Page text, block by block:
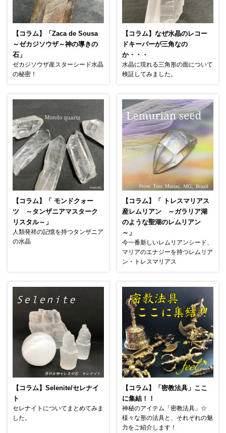
【コラム】「Zaca de Sousa
～ゼカジソウザ～神の導きの
石」
ゼカジソウザ産スターシード水晶
の秘密！
【コラム】なぜ水晶のレコー
ドキーパーが三角なの
か・・・
水晶に現れる三角形の面について
検証してみました。
【コラム】「 モンドクォー
ツ ～タンザニアマスターク
リスタル～」
人類発祥の記憶を持つタンザニア
の水晶
【コラム】「 トレスマリアス
産レムリアン ～ガラリア湖
のような聖湖のレムリアン
～」
今一番新しいレムリアンシード、
マリアのエナジーを持つレムリア
ン・トレスマリアス
【コラム】Selenite/セレナイ
ト
セレナイトについてまとめてみま
した。
【コラム】「密教法具」ここ
に集結！！
神秘のアイテム「密教法具」☆
様々な形の法具と、それぞれの魅
力をご紹介します！